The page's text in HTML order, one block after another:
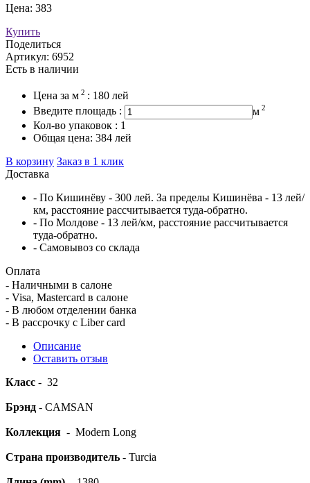
Цена: 383
Купить
Поделиться
Артикул: 6952
Есть в наличии
Цена за м 2 : 180 лей
Введите площадь :
м 2
Кол-во упаковок : 1
Общая цена: 384 лей
В корзину Заказ в 1 клик
Доставка
- По Кишинёву - 300 лей. За пределы Кишинёва - 13 лей/
км, расстояние рассчитывается туда-обратно.
- По Молдове - 13 лей/км, расстояние рассчитывается
туда-обратно.
- Самовывоз со склада
Оплата
- Наличными в салоне
- Visa, Mastercard в салоне
- В любом отделении банка
- В рассрочку c Liber card
Описание
Оставить отзыв
Класс - 32
Брэнд - CAMSAN
Коллекция - Modern Long
Страна производитель - Turcia